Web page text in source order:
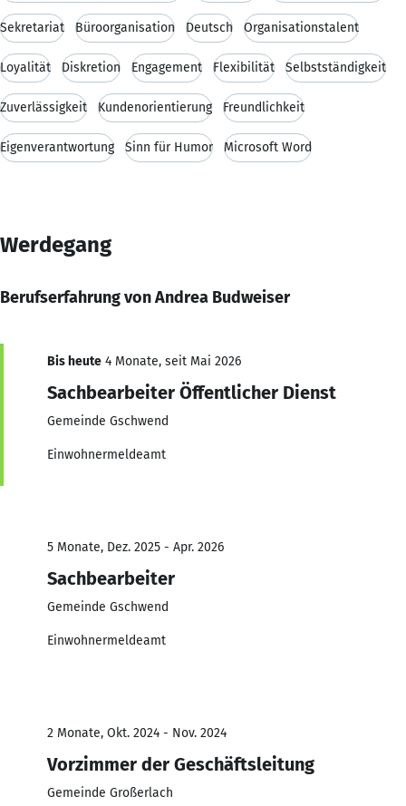
Sekretariat Büroorganisation Deutsch Organisationstalent
Loyalität Diskretion Engagement Flexibilität Selbstständigkeit
Zuverlässigkeit Kundenorientierung Freundlichkeit
Eigenverantwortung Sinn für Humor Microsoft Word
Werdegang
Berufserfahrung von Andrea Budweiser
Bis heute 4 Monate, seit Mai 2026
Sachbearbeiter Öffentlicher Dienst
Gemeinde Gschwend
Einwohnermeldeamt
5 Monate, Dez. 2025 - Apr. 2026
Sachbearbeiter
Gemeinde Gschwend
Einwohnermeldeamt
2 Monate, Okt. 2024 - Nov. 2024
Vorzimmer der Geschäftsleitung
Gemeinde Großerlach